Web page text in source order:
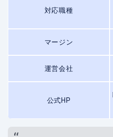
対応職種
マージン
運営会社
公式HP